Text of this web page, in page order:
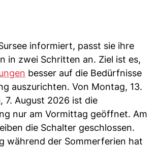
informiert, passt sie ihre
in zwei Schritten an. Ziel ist es,
besser auf die Bedürfnisse
auszurichten. Von Montag, 13.
7. August 2026 ist die
nur am Vormittag geöffnet. Am
die Schalter geschlossen.
während der Sommerferien hat